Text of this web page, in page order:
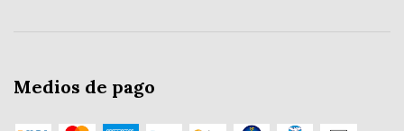
Medios de pago